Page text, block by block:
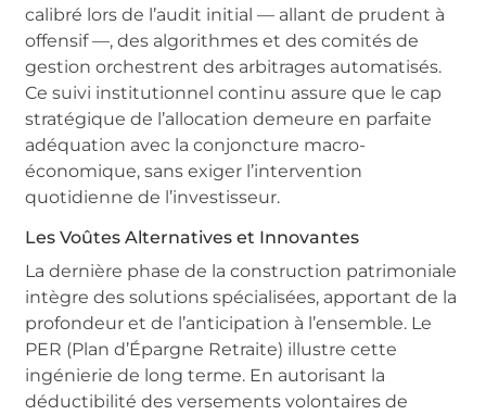
calibré lors de l’audit initial — allant de prudent à
offensif —, des algorithmes et des comités de
gestion orchestrent des arbitrages automatisés.
Ce suivi institutionnel continu assure que le cap
stratégique de l’allocation demeure en parfaite
adéquation avec la conjoncture macro-
économique, sans exiger l’intervention
quotidienne de l’investisseur.
Les Voûtes Alternatives et Innovantes
La dernière phase de la construction patrimoniale
intègre des solutions spécialisées, apportant de la
profondeur et de l’anticipation à l’ensemble. Le
PER (Plan d’Épargne Retraite) illustre cette
ingénierie de long terme. En autorisant la
déductibilité des versements volontaires de